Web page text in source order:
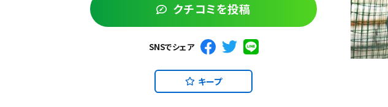
クチコミを投稿
SNSでシェア
キープ